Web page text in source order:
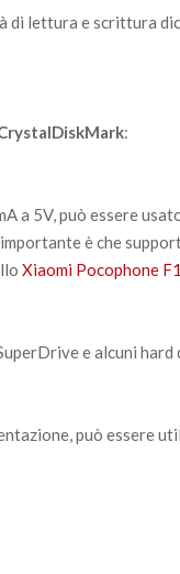
di lettura e scrittura
:
a 5V, può essere
è che
Xiaomi Pocophone F1
e alcuni
può essere